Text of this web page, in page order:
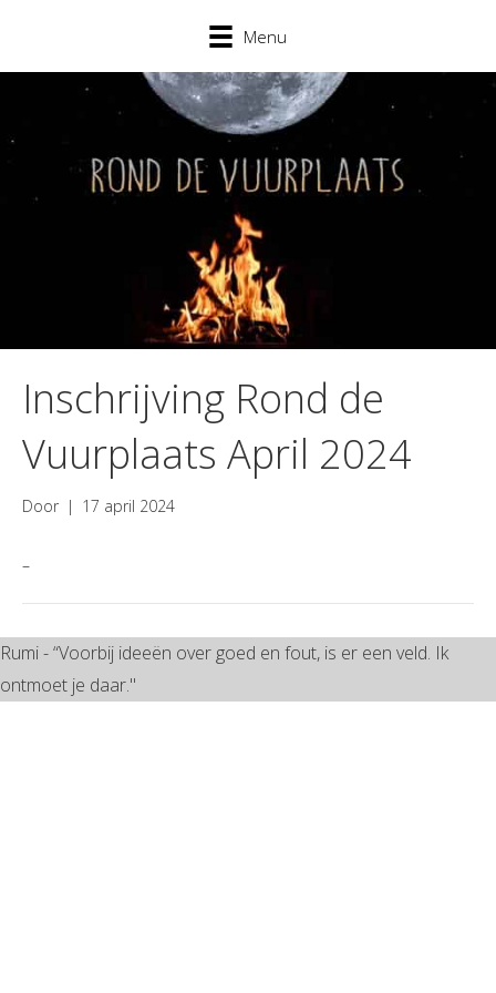
Menu
Inschrijving Rond de
Vuurplaats April 2024
Door | 17 april 2024
–
Rumi - “Voorbij ideeën over goed en fout, is er een veld. Ik
ontmoet je daar."